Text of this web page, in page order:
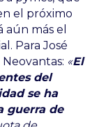
el próximo
más el
Para José
«El
del
se ha
guerra de